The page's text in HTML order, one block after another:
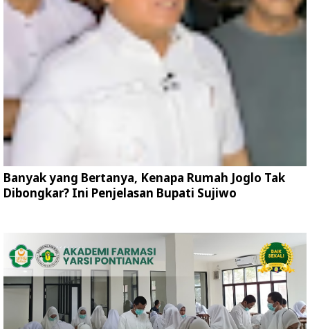
Banyak yang Bertanya, Kenapa Rumah Joglo Tak
Dibongkar? Ini Penjelasan Bupati Sujiwo